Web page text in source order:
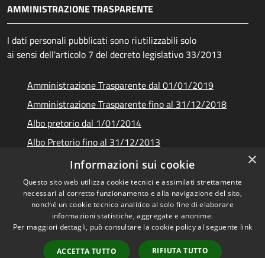
AMMINISTRAZIONE TRASPARENTE
I dati personali pubblicati sono riutilizzabili solo
ai sensi dell'articolo 7 del decreto legislativo 33/2013
Amministrazione Trasparente dal 01/01/2019
Amministrazione Trasparente fino al 31/12/2018
Albo pretorio dal 1/01/2014
Albo Pretorio fino al 31/12/2013
Documenti e dati
Accessibilità
Copyright © 2026 • Unione dei
Comuni Montani Amiata
Grossetana • Powered by
×
Informazioni sui cookie
Questo sito web utilizza cookie tecnici e assimilati strettamente
necessari al corretto funzionamento e alla navigazione del sito,
nonché un cookie tecnico analitico al solo fine di elaborare
informazioni statistiche, aggregate e anonime.
Per maggiori dettagli, può consultare la cookie policy al seguente link
ACCETTA TUTTO RIFIUTA TUTTO